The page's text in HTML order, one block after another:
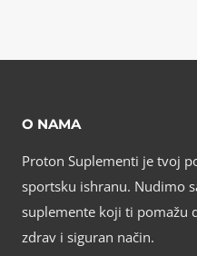
O NAMA
Proton Suplementi je tvoj
sportsku ishranu. Nudimo
suplemente koji ti pomažu
zdrav i siguran način.